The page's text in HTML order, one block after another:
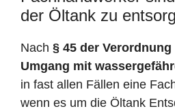
der Öltank zu
Nach § 45 der
Umgang mit
in fast allen Fällen eine
wenn es um die Öltank